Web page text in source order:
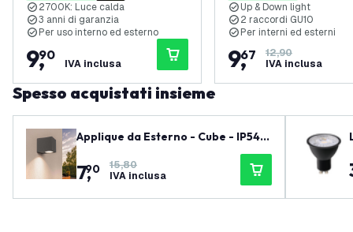
2700K: Luce calda
3 anni di garanzia
Per uso interno ed esterno
9,
90
IVA inclusa
Up & Down light
2 raccordi GU10
Per interni ed esterni
9,
67
12,90
IVA inclusa
Spesso acquistati insieme
Applique da Esterno - Cube - IP54 -
7,
90
15,80
IVA inclusa